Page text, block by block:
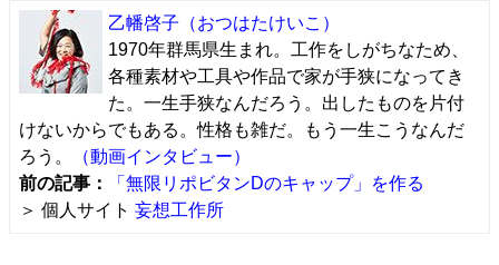
乙幡啓子 （おつはたけいこ）
1970年群馬県生まれ。工作をしがちなため、
各種素材や工具や作品で家が手狭になってき
た。一生手狭なんだろう。出したものを片付
けないからでもある。性格も雑だ。もう一生こうなんだ
ろう。
（動画インタビュー）
前の記事：
「無限リポビタンDのキャップ」を作る
＞ 個人サイト 妄想工作所